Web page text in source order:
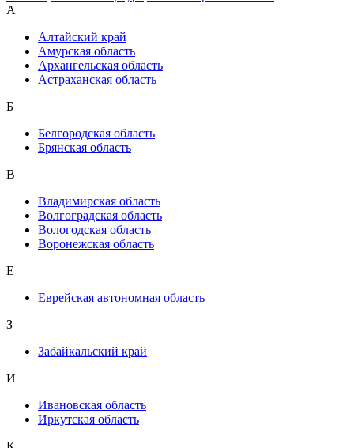
А
Алтайский край
Амурская область
Архангельская область
Астраханская область
Б
Белгородская область
Брянская область
В
Владимирская область
Волгоградская область
Вологодская область
Воронежская область
Е
Еврейская автономная область
З
Забайкальский край
И
Ивановская область
Иркутская область